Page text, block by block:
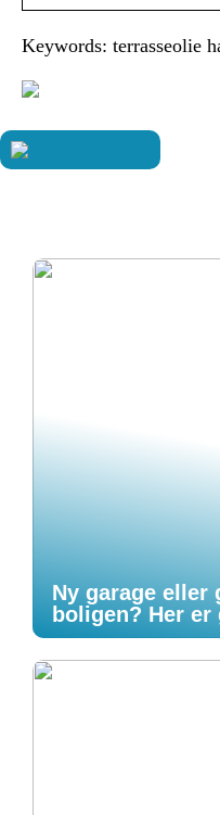
Keywords: terrasseolie
Ny garage eller
boligen? Her er